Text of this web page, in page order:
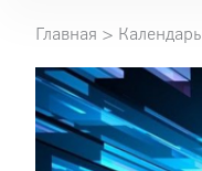
Главная >
смена